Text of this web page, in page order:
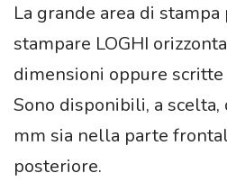
La grande area di
stampare LOGHI
dimensioni oppure
Sono disponibili, a
mm sia nella parte
posteriore.